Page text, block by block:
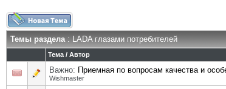
Темы раздела: LADA глазами потребителей
Тема / Автор
Важно: Приемная по вопросам качества и
Wishmaster